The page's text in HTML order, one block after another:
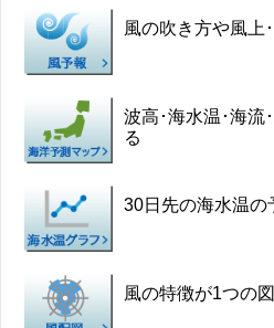
風の吹き方や風上
波高･海水温･海流
る
30日先の海水温の
風の特徴が1つの